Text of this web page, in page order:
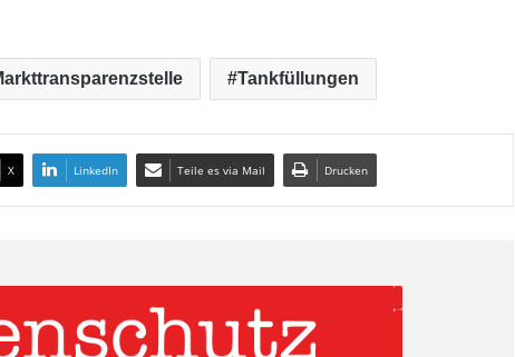
Tankfüllungen
X LinkedIn Teile es via Mail Drucken